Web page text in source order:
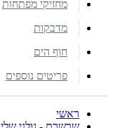
מחזיקי מפתחות
מדבקות
חוף הים
פריטים נוספים
ראשי